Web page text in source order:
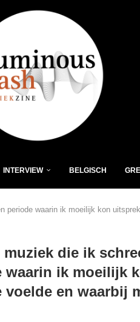
INTERVIEW BELGISCH
periode waarin ik moeilijk kon
muziek die ik
waarin ik moeilijk
en waarbij